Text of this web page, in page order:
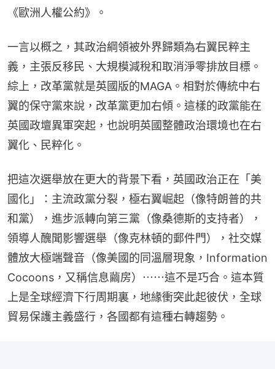
《歐洲人權公約》。
一言以概之，其政治綱領被外界歸類為右翼民粹主
義，主張反移民、大規模減稅和取消淨零排放目標。
綜上，改革黨就是英國版的MAGA。相對於傳統中右
翼的保守黨來說，改革黨更加右傾。這樣的政黨能在
英國政壇異軍突起，也說明英國整體政治環境也在右
翼化、民粹化。
把這次選舉放在更大的背景下看，英國政治正在「美
國化」：主流政黨分裂，極右翼崛起（像特朗普的共
和黨），進步派轉向第三黨（像桑德斯的支持者），
領導人醜聞影響選舉（像克林頓的郵件門），社交媒
體放大極端聲音（像美國的同溫層現象，Information
Cocoons，又稱信息繭房）⋯⋯這不是巧合。這本質
上是全球經濟下行周期裏，地緣衝突此起彼伏，全球
貿易保護主義盛行，各國都有這種右轉趨勢。